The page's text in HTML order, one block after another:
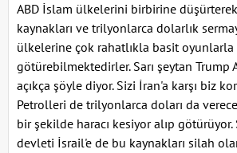
ABD İslam ülkelerini birbirine
kaynakları ve trilyonlarca dolarlık
ülkelerine çok rahatlıkla basit oyunlarla
götürebilmektedirler. Sarı şeytan Trump
açıkça şöyle diyor. Sizi İran'a karşı biz
Petrolleri de trilyonlarca doları da
bir şekilde haracı kesiyor alıp götürüyor.
devleti İsrail'e de bu kaynakları silah